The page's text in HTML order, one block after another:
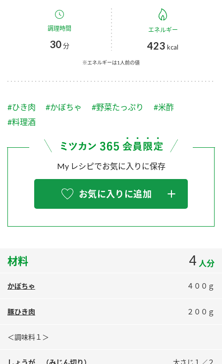
スープ 中華
ふりかけ おすしの素
炊き込みご飯の素 米飯用調味液
Fibee
お酢ドリンク
つゆ
納豆のサイト
三ツ判山吹
スペシャルサイト
お酢を知ろう！
すしラボ
納豆の豆知識
ロングセラー商品 ＋ おすすめレシピ
企業理念
ミツカンの歴史
ミツカンを知る
環境への取り組み
MIM（ミツカンミュージアム）
お客様相談センター
お客様の声をいかしました
販売終了製品のご案内
よくあるご質問
ミツカン公式通販
調理時間
30分
エネルギー
423 kcal
※エネルギーは1人前の値
#ひき肉 #かぼちゃ #野菜たっぷり
#米酢
#料理酒
My レシピでお気に入りに保存
お気に入りに追加
材料 4 人分
かぼちゃ ４００ｇ
豚ひき肉 ２００ｇ
＜調味料１＞